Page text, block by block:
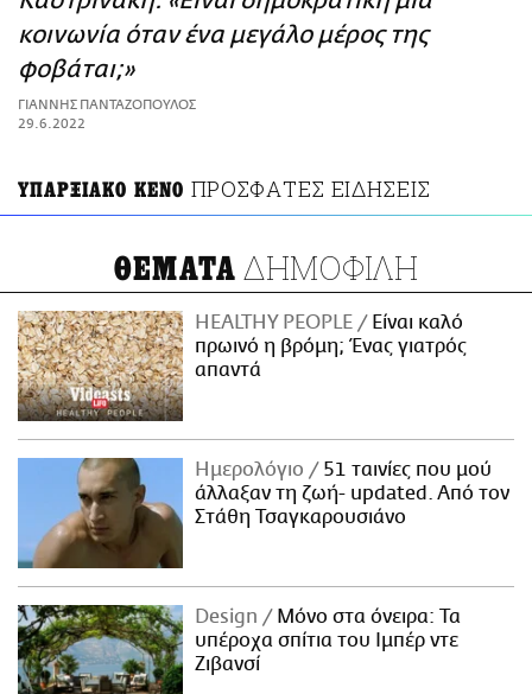
ΑΜΠΑ
PRINT
κοινωνία όταν ένα μεγάλο μέρος της
φοβάται;»
ΓΙΑΝΝΗΣ ΠΑΝΤΑΖΟΠΟΥΛΟΣ
29.6.2022
ΥΠΑΡΞΙΑΚΟ ΚΕΝΟ ΠΡΟΣΦΑΤΕΣ ΕΙΔΗΣΕΙΣ
ΘΕΜΑΤΑ ΔΗΜΟΦΙΛΗ
HEALTHY PEOPLE
Είναι καλό
πρωινό η βρόμη; Ένας γιατρός
απαντά
Ημερολόγιο
51 ταινίες που μού
άλλαξαν τη ζωή- updated. Aπό τον
Στάθη Τσαγκαρουσιάνο
Design
Μόνο στα όνειρα: Τα
υπέροχα σπίτια του Ιμπέρ ντε
Ζιβανσί